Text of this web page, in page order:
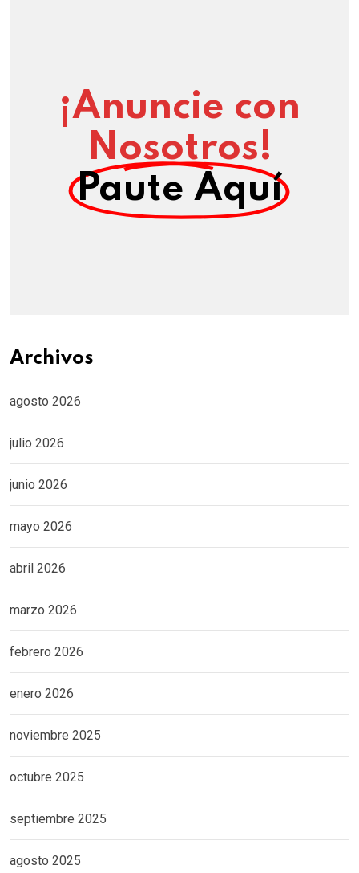
¡Anuncie con
Nosotros!
Paute Aquí
Archivos
agosto 2026
julio 2026
junio 2026
mayo 2026
abril 2026
marzo 2026
febrero 2026
enero 2026
noviembre 2025
octubre 2025
septiembre 2025
agosto 2025